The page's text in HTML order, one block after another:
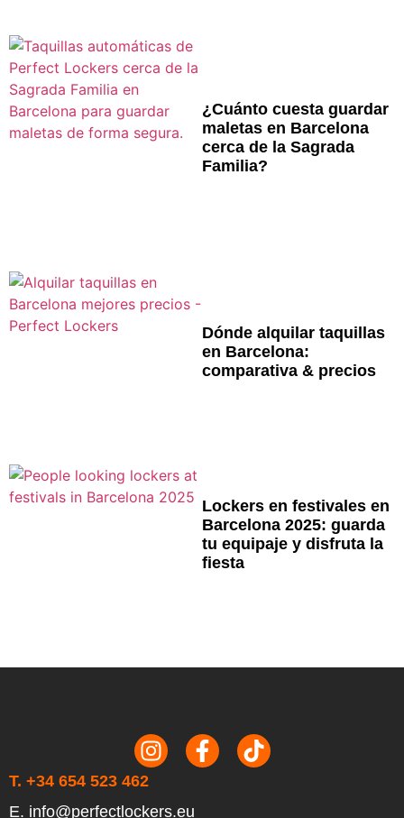
¿Cuánto cuesta guardar
maletas en Barcelona
cerca de la Sagrada
Familia?
Dónde alquilar taquillas
en Barcelona:
comparativa & precios
Lockers en festivales en
Barcelona 2025: guarda
tu equipaje y disfruta la
fiesta
T. +34 654 523 462
E. info@perfectlockers.eu